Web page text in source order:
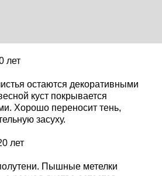
лет
остаются декоративными
куст покрывается
Хорошо переносит тень,
засуху.
лет
Пышные метелки